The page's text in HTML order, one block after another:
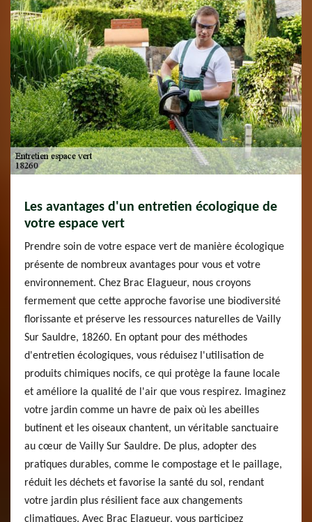
Les avantages d'un entretien écologique de
votre espace vert
Prendre soin de votre espace vert de manière écologique
présente de nombreux avantages pour vous et votre
environnement. Chez Brac Elagueur, nous croyons
fermement que cette approche favorise une biodiversité
florissante et préserve les ressources naturelles de Vailly
Sur Sauldre, 18260. En optant pour des méthodes
d'entretien écologiques, vous réduisez l'utilisation de
produits chimiques nocifs, ce qui protège la faune locale
et améliore la qualité de l'air que vous respirez. Imaginez
votre jardin comme un havre de paix où les abeilles
butinent et les oiseaux chantent, un véritable sanctuaire
au cœur de Vailly Sur Sauldre. De plus, adopter des
pratiques durables, comme le compostage et le paillage,
réduit les déchets et favorise la santé du sol, rendant
votre jardin plus résilient face aux changements
climatiques. Avec Brac Elagueur, vous participez